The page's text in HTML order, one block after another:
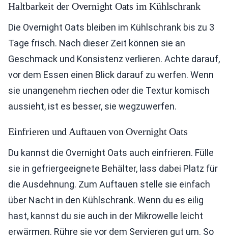
Haltbarkeit der Overnight Oats im Kühlschrank
Die Overnight Oats bleiben im Kühlschrank bis zu 3
Tage frisch. Nach dieser Zeit können sie an
Geschmack und Konsistenz verlieren. Achte darauf,
vor dem Essen einen Blick darauf zu werfen. Wenn
sie unangenehm riechen oder die Textur komisch
aussieht, ist es besser, sie wegzuwerfen.
Einfrieren und Auftauen von Overnight Oats
Du kannst die Overnight Oats auch einfrieren. Fülle
sie in gefriergeeignete Behälter, lass dabei Platz für
die Ausdehnung. Zum Auftauen stelle sie einfach
über Nacht in den Kühlschrank. Wenn du es eilig
hast, kannst du sie auch in der Mikrowelle leicht
erwärmen. Rühre sie vor dem Servieren gut um. So